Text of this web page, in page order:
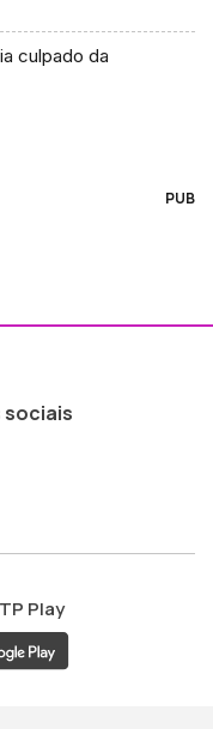
culpado da
PUB
sociais
ao
Play